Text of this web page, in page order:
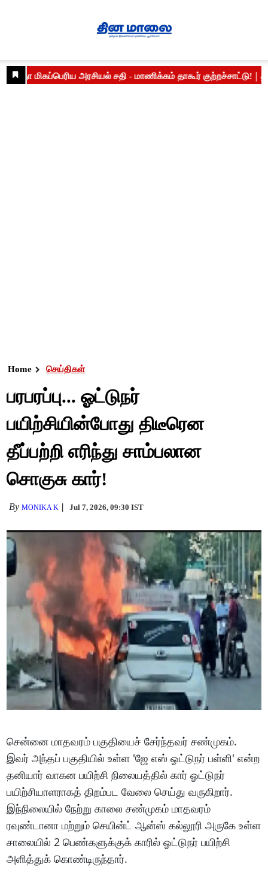
Home செய்திகள்
பரபரப்பு... ஓட்டுநர்
பயிற்சியின்போது திடீரென
தீப்பற்றி எரிந்து சாம்பலான
சொகுசு கார்!
ByMONIKA K Jul 7, 2026, 09:30 IST
சென்னை மாதவரம் பகுதியைச் சேர்ந்தவர் சண்முகம்.
இவர் அந்தப் பகுதியில் உள்ள 'ஜே எஸ் ஓட்டுநர் பள்ளி' என்ற
தனியார் வாகன பயிற்சி நிலையத்தில் கார் ஓட்டுநர்
பயிற்சியாளராகத் திறம்பட வேலை செய்து வருகிறார்.
இந்நிலையில் நேற்று காலை சண்முகம் மாதவரம்
ரவுண்டானா மற்றும் செயின்ட் ஆன்ஸ் கல்லூரி அருகே உள்ள
சாலையில் 2 பெண்களுக்குக் காரில் ஓட்டுநர் பயிற்சி
அளித்துக் கொண்டிருந்தார்.